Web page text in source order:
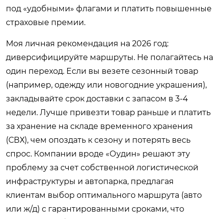
под «удобными» флагами и платить повышенные
страховые премии.
Моя личная рекомендация на 2026 год:
диверсифицируйте маршруты. Не полагайтесь на
один переход. Если вы везете сезонный товар
(например, одежду или новогодние украшения),
закладывайте срок доставки с запасом в 3-4
недели. Лучше привезти товар раньше и платить
за хранение на складе временного хранения
(СВХ), чем опоздать к сезону и потерять весь
спрос. Компании вроде «Оудин» решают эту
проблему за счет собственной логистической
инфраструктуры и автопарка, предлагая
клиентам выбор оптимального маршрута (авто
или ж/д) с гарантированными сроками, что